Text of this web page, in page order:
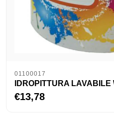
01100017
IDROPITTURA
€13,78